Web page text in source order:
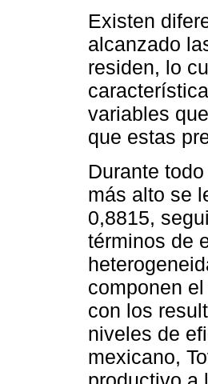
Existen
alcanzado
residen, lo
variables
que estas
Durante
más alto se
0,8815,
términos de
componen
con los
niveles de
mexicano,